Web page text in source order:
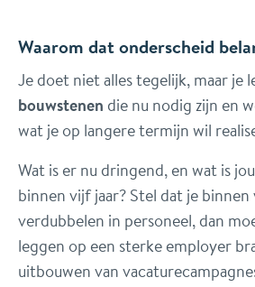
Waarom dat onderscheid
Je doet niet alles tegelijk, maar je
bouwstenen die nu nodig zijn en
wat je op langere termijn wil
Wat is er nu dringend, en wat is
binnen vijf jaar? Stel dat je
verdubbelen in personeel, dan
leggen op een sterke employer
uitbouwen van